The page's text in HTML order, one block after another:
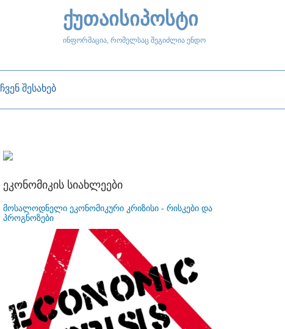
ქუთაისიპოსტი
ინფორმაცია, რომელსაც შეგიძლია ენდო
ჩვენ შესახებ
ეკონომიკის სიახლეები
მოსალოდნელი ეკონომიკური კრიზისი - რისკები და
პროგნოზები